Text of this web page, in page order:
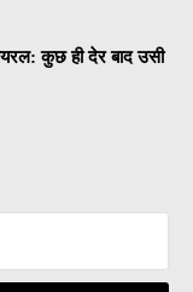
कुछ ही देर बाद उसी